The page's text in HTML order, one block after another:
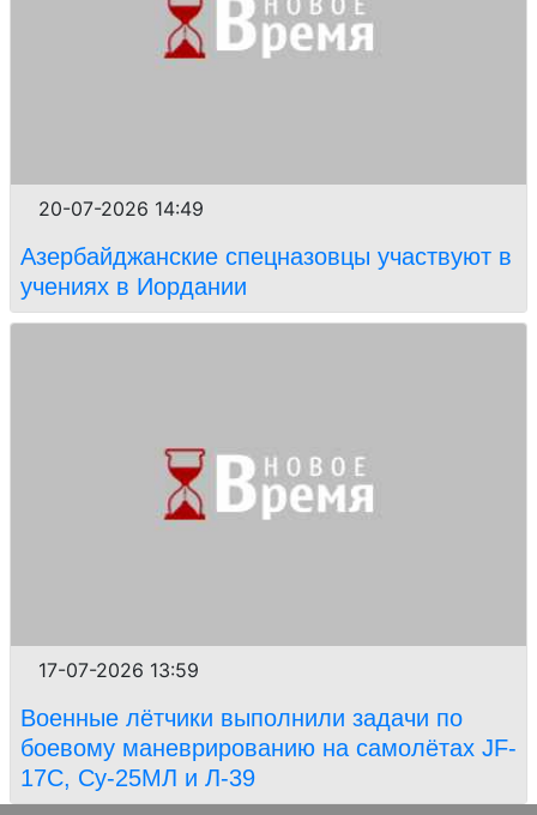
20-07-2026 14:49
Азербайджанские спецназовцы участвуют в
учениях в Иордании
17-07-2026 13:59
Военные лётчики выполнили задачи по
боевому маневрированию на самолётах JF-
17C, Су-25МЛ и Л-39